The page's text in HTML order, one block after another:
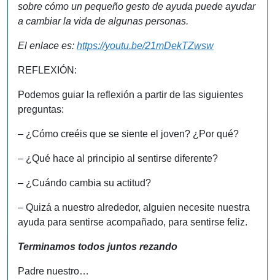
sobre cómo un pequeño gesto de ayuda puede ayudar
a cambiar la vida de algunas personas.
El enlace es: https://youtu.be/21mDekTZwsw
REFLEXIÓN:
Podemos guiar la reflexión a partir de las siguientes
preguntas:
– ¿Cómo creéis que se siente el joven? ¿Por qué?
– ¿Qué hace al principio al sentirse diferente?
– ¿Cuándo cambia su actitud?
– Quizá a nuestro alrededor, alguien necesite nuestra
ayuda para sentirse acompañado, para sentirse feliz.
Terminamos todos juntos rezando
Padre nuestro…